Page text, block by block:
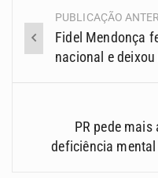
Navegação
(Posts)
PUBLICAÇÃO
Fidel Mendonça
nacional e
PR pede
deficiência